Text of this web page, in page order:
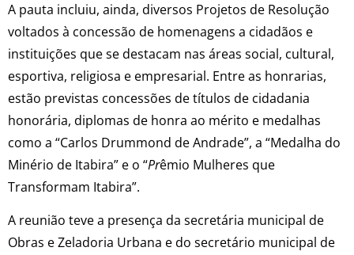
A pauta incluiu, ainda, diversos Projetos de Resolução
voltados à concessão de homenagens a cidadãos e
instituições que se destacam nas áreas social, cultural,
esportiva, religiosa e empresarial. Entre as honrarias,
estão previstas concessões de títulos de cidadania
honorária, diplomas de honra ao mérito e medalhas
como a “Carlos Drummond de Andrade”, a “Medalha do
Minério de Itabira” e o “Prêmio Mulheres que
Transformam Itabira”.
A reunião teve a presença da secretária municipal de
Obras e Zeladoria Urbana e do secretário municipal de